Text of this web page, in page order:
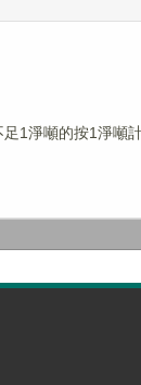
1淨噸的按1淨噸